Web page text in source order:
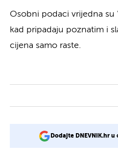
Osobni podaci vrijedna su
kad pripadaju poznatim i
cijena samo raste.
Dodajte DNEVNIK.hr